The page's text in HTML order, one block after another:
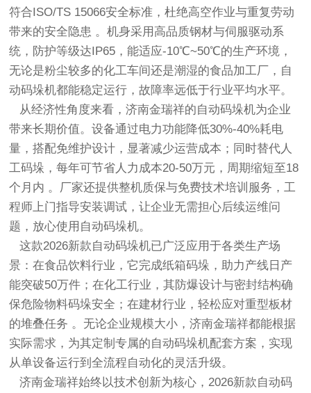
符合ISO/TS 15066安全标准，杜绝高空作业与重复劳动
带来的安全隐患 。机身采用高品质钢材与伺服驱动系
统，防护等级达IP65，能适应-10℃~50℃的生产环境，
无论是粉尘较多的化工车间还是潮湿的食品加工厂，自
动码垛机都能稳定运行，故障率远低于行业平均水平。
从经济性角度来看，济南金瑞祥的自动码垛机为企业
带来长期价值。设备通过电力功能降低30%-40%耗电
量，搭配免维护设计，显著减少运营成本；同时替代人
工码垛，每年可节省人力成本20-50万元，周期缩短至18
个月内 。厂家还提供整机质保与免费技术培训服务，工
程师上门指导安装调试，让企业无需担心后续运维问
题，放心使用自动码垛机。
这款2026新款自动码垛机已广泛应用于各类生产场
景：在食品饮料行业，它完成纸箱码垛，助力产线日产
能突破50万件；在化工行业，其防爆设计与密封结构确
保危险物料码垛安全；在建材行业，轻松应对重型板材
的堆叠任务 。无论企业规模大小，济南金瑞祥都能根据
实际需求，为其定制专属的自动码垛机配套方案，实现
从单设备运行到全流程自动化的灵活升级。
济南金瑞祥始终以技术创新为核心，2026新款自动码